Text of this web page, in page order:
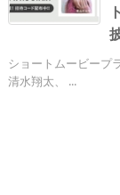
ショートムービープ
清水翔太、 ...